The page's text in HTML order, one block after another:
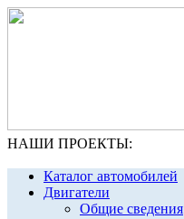
НАШИ ПРОЕКТЫ:
Каталог автомобилей
Двигатели
Общие сведения